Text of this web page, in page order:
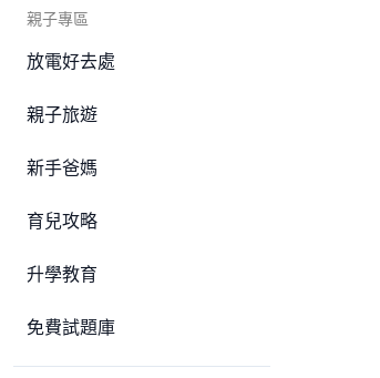
親子專區
放電好去處
親子旅遊
新手爸媽
育兒攻略
升學教育
免費試題庫